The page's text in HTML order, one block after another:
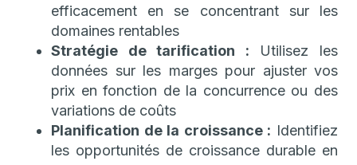
efficacement en se concentrant sur les
domaines rentables
Stratégie de tarification : Utilisez les
données sur les marges pour ajuster vos
prix en fonction de la concurrence ou des
variations de coûts
Planification de la croissance : Identifiez
les opportunités de croissance durable en